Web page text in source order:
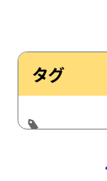
タグ